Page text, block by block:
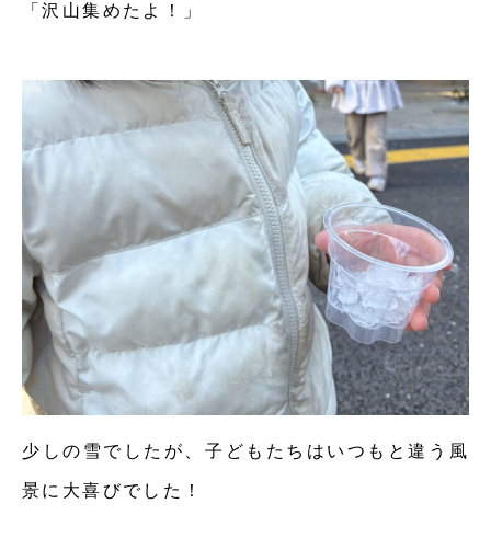
「沢山集めたよ！」
少しの雪でしたが、子どもたちはいつもと違う風
景に大喜びでした！